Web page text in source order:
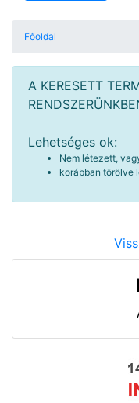
Főoldal
A KERESETT
Lehetséges ok:
Nem létezett,
korábban törölve